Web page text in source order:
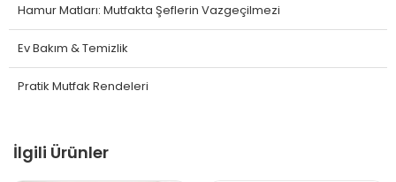
Hamur Matları: Mutfakta Şeflerin Vazgeçilmezi
Ev Bakım & Temizlik
Pratik Mutfak Rendeleri
İlgili Ürünler